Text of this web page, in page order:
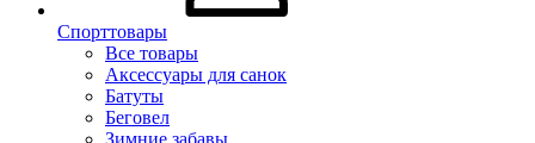
Спорттовары
Все товары
Аксессуары для санок
Батуты
Беговел
Зимние забавы